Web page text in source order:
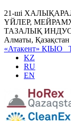
21-ші
ҮЙЛЕР,
ТАЗАЛЫҚ
Алматы, Қазақстан
«Атакент» ҚІЫО
KZ
RU
EN